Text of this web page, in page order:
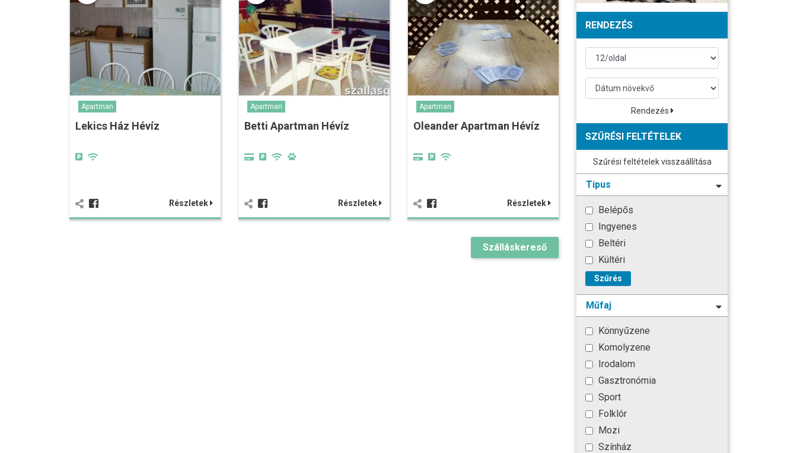
Apartman
Lekics Ház Hévíz
Részletek
Apartman
Betti Apartman Hévíz
Részletek
Apartman
Oleander Apartman Hévíz
Részletek
Szálláskereső
RENDEZÉS
Rendezés
SZŰRÉSI FELTÉTELEK
Szűrési feltételek visszaállítása
Tipus
Belépős
Ingyenes
Beltéri
Kültéri
Szűrés
Műfaj
Könnyűzene
Komolyzene
Irodalom
Gasztronómia
Sport
Folklór
Mozi
Színház